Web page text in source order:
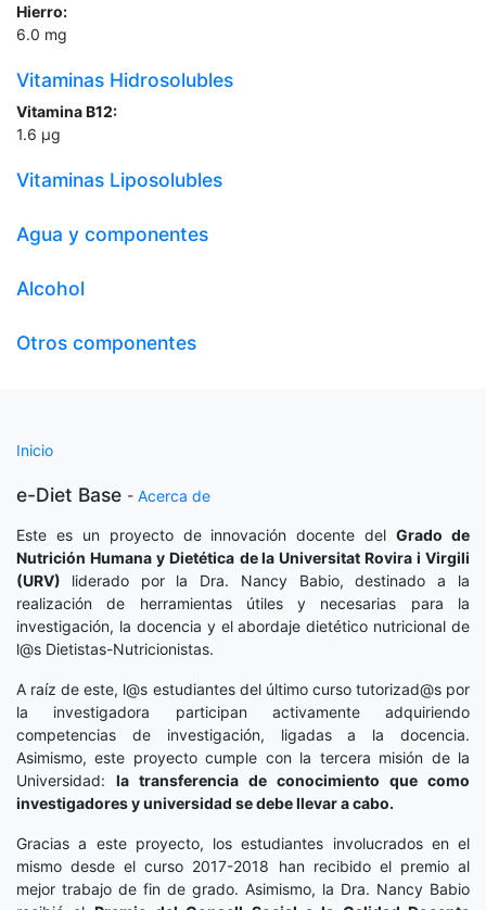
Hierro:
6.0 mg
Vitaminas Hidrosolubles
Vitamina B12:
1.6 µg
Vitaminas Liposolubles
Agua y componentes
Alcohol
Otros componentes
Inicio
e-Diet Base - Acerca de
Este es un proyecto de innovación docente delGrado de
Nutrición Humana y Dietética de la Universitat Rovira i Virgili
(URV) liderado por la Dra. Nancy Babio, destinado a la
realización de herramientas útiles y necesarias para la
investigación, la docencia y el abordaje dietético nutricional de
l@s Dietistas-Nutricionistas.
A raíz de este, l@s estudiantes del último curso tutorizad@s por
la investigadora participan activamente adquiriendo
competencias de investigación, ligadas a la docencia.
Asimismo, este proyecto cumple con la tercera misión de la
Universidad: la transferencia de conocimiento que como
investigadores y universidad se debe llevar a cabo.
Gracias a este proyecto, los estudiantes involucrados en el
mismo desde el curso 2017-2018 han recibido el premio al
mejor trabajo de fin de grado. Asimismo, la Dra. Nancy Babio